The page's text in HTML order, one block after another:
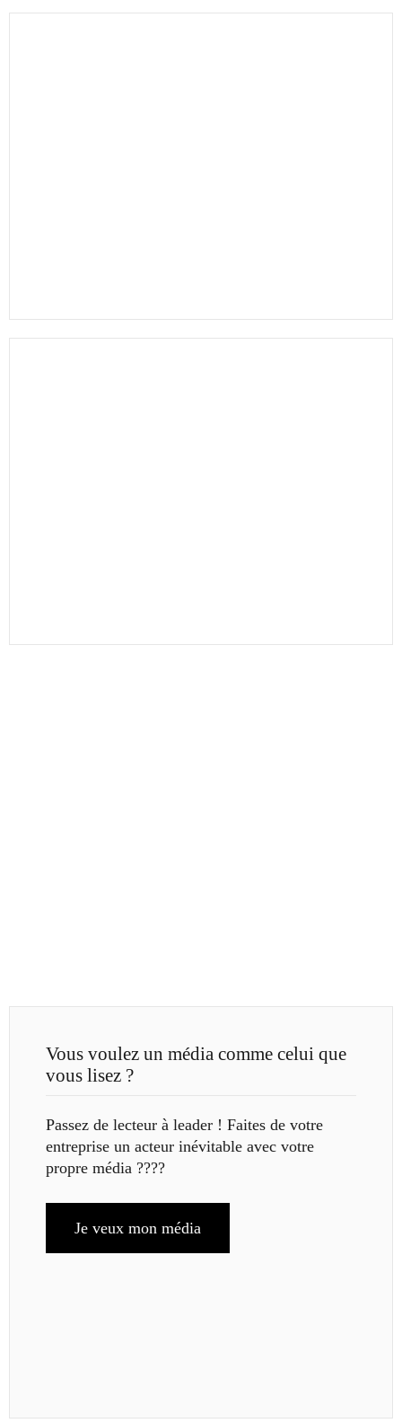
Vous voulez un média comme celui que
vous lisez ?
Passez de lecteur à leader ! Faites de votre
entreprise un acteur inévitable avec votre
propre média ????
Je veux mon média